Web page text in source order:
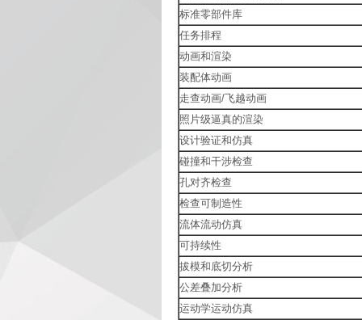
标准零部件库
任务排程
动画和渲染
装配体动画
走查动画/飞越动画
照片级逼真的渲染
设计验证和仿真
碰撞和干涉检查
孔对齐检查
检查可制造性
流体流动仿真
可持续性
拔模和底切分析
公差叠加分析
运动学运动仿真